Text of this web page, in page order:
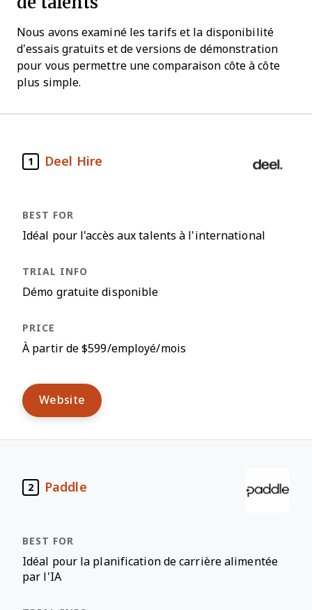
Nous avons examiné les tarifs et la disponibilité
d’essais gratuits et de versions de démonstration
pour vous permettre une comparaison côte à côte
plus simple.
1 Deel Hire
Idéal pour l'accès aux talents à l'international
Démo gratuite disponible
À partir de $599/employé/mois
Website
2 Paddle
Idéal pour la planification de carrière alimentée
par l'IA